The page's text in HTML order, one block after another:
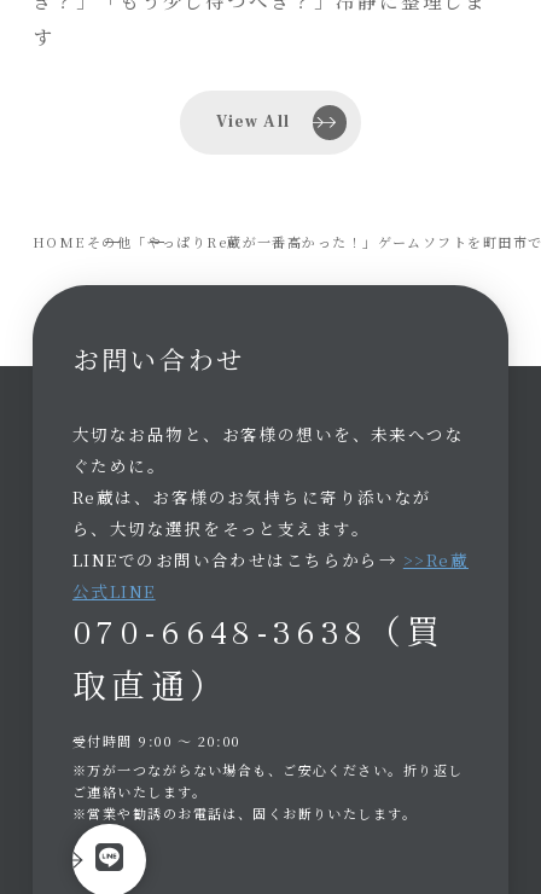
す
View All
HOME その他 「やっぱりRe蔵が一番高かった！」ゲームソフトを町田市
お問い合わせ
大切なお品物と、お客様の想いを、未来へつな
ぐために。
Re蔵は、お客様のお気持ちに寄り添いなが
ら、大切な選択をそっと支えます。
LINEでのお問い合わせはこちらから→ >>Re蔵
公式LINE
070-6648-3638（買
取直通）
受付時間 9:00 〜 20:00
※万が一つながらない場合も、ご安心ください。折り返し
ご連絡いたします。
※営業や勧誘のお電話は、固くお断りいたします。